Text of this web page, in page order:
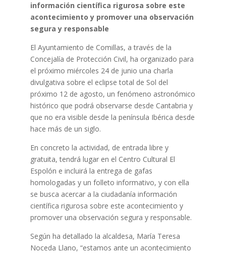
información científica rigurosa sobre este
acontecimiento y promover una observación
segura y responsable
El Ayuntamiento de Comillas, a través de la
Concejalía de Protección Civil, ha organizado para
el próximo miércoles 24 de junio una charla
divulgativa sobre el eclipse total de Sol del
próximo 12 de agosto, un fenómeno astronómico
histórico que podrá observarse desde Cantabria y
que no era visible desde la península Ibérica desde
hace más de un siglo.
En concreto la actividad, de entrada libre y
gratuita, tendrá lugar en el Centro Cultural El
Espolón e incluirá la entrega de gafas
homologadas y un folleto informativo, y con ella
se busca acercar a la ciudadanía información
científica rigurosa sobre este acontecimiento y
promover una observación segura y responsable.
Según ha detallado la alcaldesa, María Teresa
Noceda Llano, “estamos ante un acontecimiento